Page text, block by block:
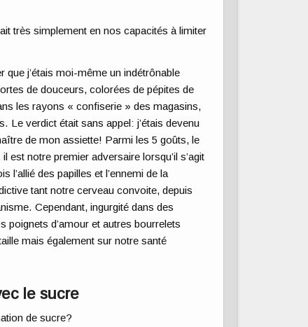
très simplement en nos capacités à limiter
que j’étais moi-même un indétrônable
de douceurs, colorées de pépites de
les rayons « confiserie » des magasins,
Le verdict était sans appel: j’étais devenu
de mon assiette! Parmi les 5 goûts, le
notre premier adversaire lorsqu’il s’agit
l’allié des papilles et l’ennemi de la
tant notre cerveau convoite, depuis
Cependant, ingurgité dans des
poignets d’amour et autres bourrelets
mais également sur notre santé
le sucre
de sucre?